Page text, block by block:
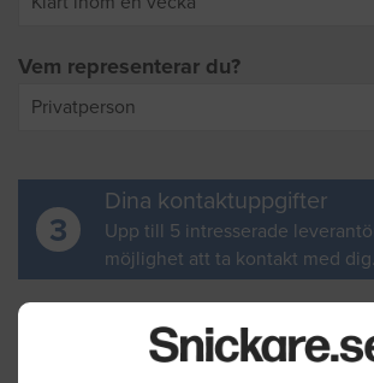
Vem representerar du?
3
Dina kontaktuppgifter
Upp till 5 intresserade
möjlighet att ta kontakt med dig.
Ditt för- och efternamn